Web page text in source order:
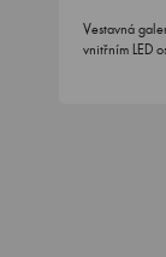
Vestavná
vnitřním LED